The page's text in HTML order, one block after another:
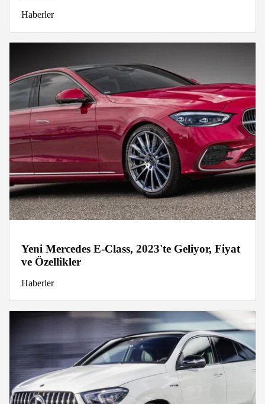
Haberler
Yeni Mercedes E-Class, 2023'te Geliyor, Fiyat
ve Özellikler
Haberler